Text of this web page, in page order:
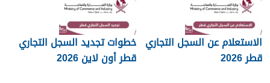
الاستعلام عن السجل التجاري
قطر 2026
خطوات تجديد السجل التجاري
قطر أون لاين 2026